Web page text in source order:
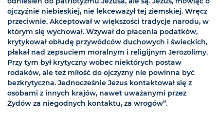
ojczyźnie niebieskiej, nie lekceważył tej ziemskiej. Wręcz
przeciwnie. Akceptował w większości tradycje narodu, w
którym się wychował. Wzywał do płacenia podatków,
krytykował obłudę przywódców duchowych i świeckich,
płakał nad zepsuciem moralnym i religijnym Jerozolimy.
Przy tym był krytyczny wobec niektórych postaw
rodaków, ale też miłość do ojczyzny nie powinna być
bezkrytyczna. Jednocześnie Jezus kontaktował się z
osobami z innych krajów, nawet uważanymi przez
Żydów za niegodnych kontaktu, za wrogów”.